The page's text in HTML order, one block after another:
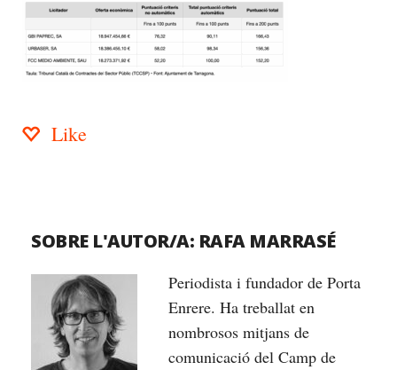
Like
SOBRE L'AUTOR/A: RAFA MARRASÉ
Periodista i fundador de Porta
Enrere. Ha treballat en
nombrosos mitjans de
comunicació del Camp de